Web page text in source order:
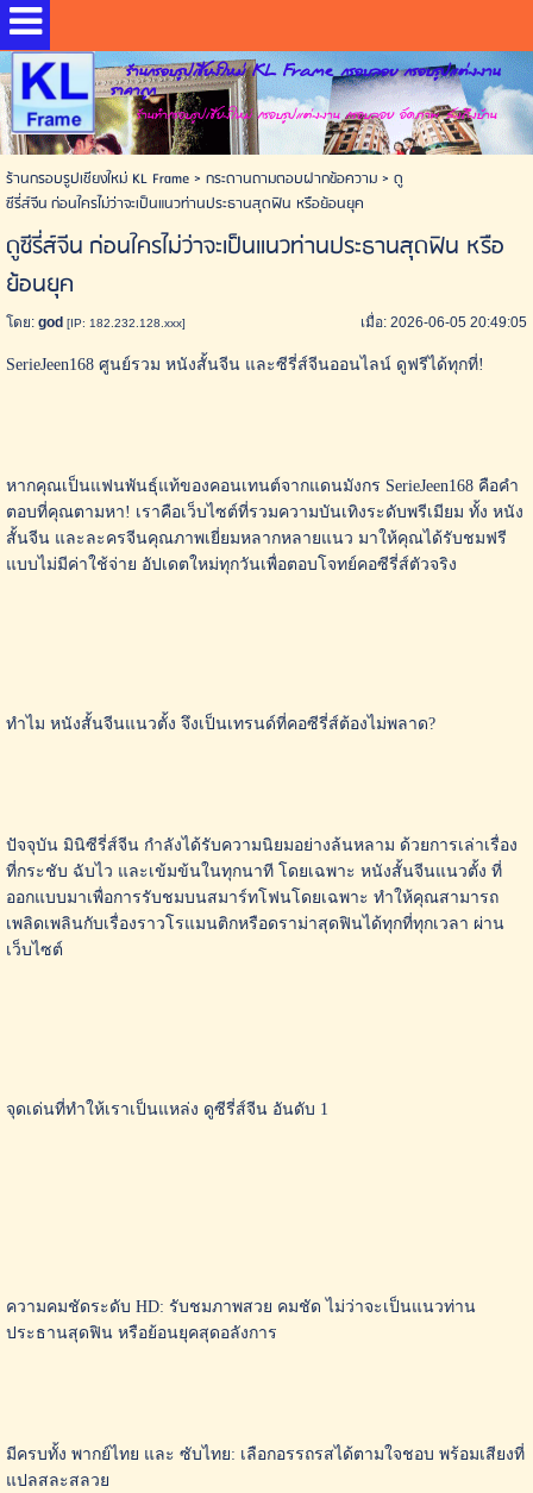
ร้านกรอบรูปเชียงใหม่ KL Frame กรอบลอย กรอบรูปแต่งงาน
ราคาถูก
ร้านทำกรอบรูปเชียงใหม่ กรอบรูปแต่งงาน กรอบลอย อัดภาพ ส่งถึงบ้าน
ร้านกรอบรูปเชียงใหม่ KL Frame> กระดานถามตอบฝากข้อความ> ดู
ซีรี่ส์จีน ก่อนใครไม่ว่าจะเป็นแนวท่านประธานสุดฟิน หรือย้อนยุค
ดูซีรี่ส์จีน ก่อนใครไม่ว่าจะเป็นแนวท่านประธานสุดฟิน หรือ
ย้อนยุค
โดย:god [IP: 182.232.128.xxx] เมื่อ: 2026-06-05 20:49:05
SerieJeen168 ศูนย์รวม หนังสั้นจีน และซีรี่ส์จีนออนไลน์ ดูฟรีได้ทุกที่!
หากคุณเป็นแฟนพันธุ์แท้ของคอนเทนต์จากแดนมังกร SerieJeen168 คือคำ
ตอบที่คุณตามหา! เราคือเว็บไซต์ที่รวมความบันเทิงระดับพรีเมียม ทั้ง หนัง
สั้นจีน และละครจีนคุณภาพเยี่ยมหลากหลายแนว มาให้คุณได้รับชมฟรี
แบบไม่มีค่าใช้จ่าย อัปเดตใหม่ทุกวันเพื่อตอบโจทย์คอซีรี่ส์ตัวจริง
ทำไม หนังสั้นจีนแนวตั้ง จึงเป็นเทรนด์ที่คอซีรี่ส์ต้องไม่พลาด?
ปัจจุบัน มินิซีรี่ส์จีน กำลังได้รับความนิยมอย่างล้นหลาม ด้วยการเล่าเรื่อง
ที่กระชับ ฉับไว และเข้มข้นในทุกนาที โดยเฉพาะ หนังสั้นจีนแนวตั้ง ที่
ออกแบบมาเพื่อการรับชมบนสมาร์ทโฟนโดยเฉพาะ ทำให้คุณสามารถ
เพลิดเพลินกับเรื่องราวโรแมนติกหรือดราม่าสุดฟินได้ทุกที่ทุกเวลา ผ่าน
เว็บไซต์
จุดเด่นที่ทำให้เราเป็นแหล่ง ดูซีรี่ส์จีน อันดับ 1
ความคมชัดระดับ HD: รับชมภาพสวย คมชัด ไม่ว่าจะเป็นแนวท่าน
ประธานสุดฟิน หรือย้อนยุคสุดอลังการ
มีครบทั้ง พากย์ไทย และ ซับไทย: เลือกอรรถรสได้ตามใจชอบ พร้อมเสียงที่
แปลสละสลวย